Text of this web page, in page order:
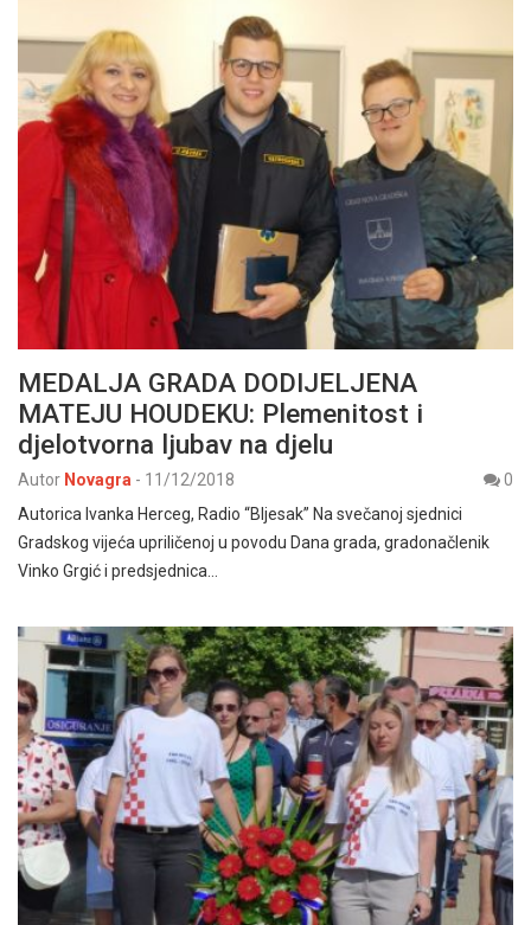
MEDALJA GRADA DODIJELJENA
MATEJU HOUDEKU: Plemenitost i
djelotvorna ljubav na djelu
Autor Novagra - 11/12/2018
0
Autorica Ivanka Herceg, Radio “Bljesak” Na svečanoj sjednici
Gradskog vijeća upriličenoj u povodu Dana grada, gradonačlenik
Vinko Grgić i predsjednica…